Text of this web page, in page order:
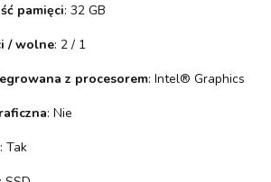
pamięci: 32 GB
/ wolne: 2 / 1
z procesorem: Intel® Graphics
: Nie
: Tak